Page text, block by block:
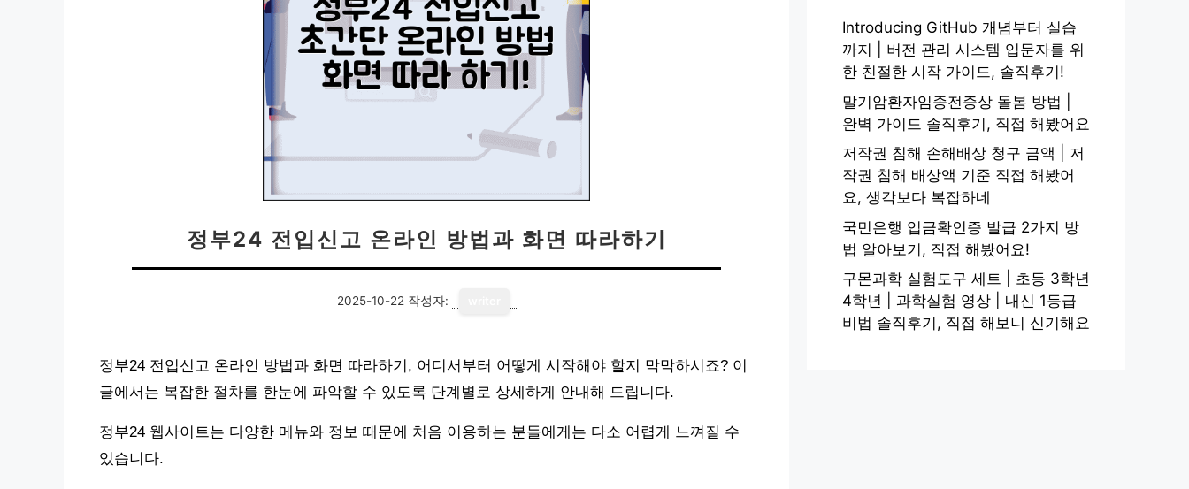
정부24 전입신고 온라인 방법과 화면 따라하기
2025-10-22 작성자:
정부24 전입신고 온라인 방법과 화면 따라하기, 어디서부터 어떻게 시작해야 할지 막막하시죠? 이
글에서는 복잡한 절차를 한눈에 파악할 수 있도록 단계별로 상세하게 안내해 드립니다.
정부24 웹사이트는 다양한 메뉴와 정보 때문에 처음 이용하는 분들에게는 다소 어렵게 느껴질 수
있습니다.
Introducing GitHub 개념부터 실습
까지 | 버전 관리 시스템 입문자를 위
한 친절한 시작 가이드, 솔직후기!
말기암환자임종전증상 돌봄 방법 |
완벽 가이드 솔직후기, 직접 해봤어요
저작권 침해 손해배상 청구 금액 | 저
작권 침해 배상액 기준 직접 해봤어
요, 생각보다 복잡하네
국민은행 입금확인증 발급 2가지 방
법 알아보기, 직접 해봤어요!
구몬과학 실험도구 세트 | 초등 3학년
4학년 | 과학실험 영상 | 내신 1등급
비법 솔직후기, 직접 해보니 신기해요